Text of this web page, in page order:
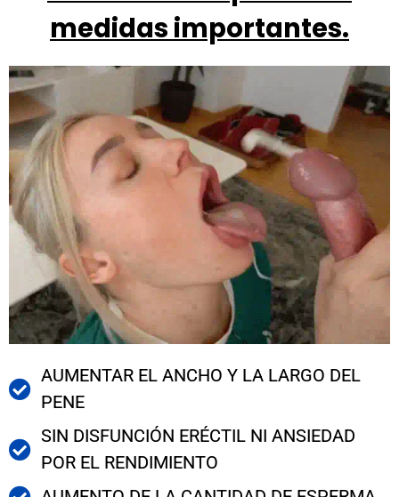
medidas importantes.
AUMENTAR EL ANCHO Y LA LARGO DEL
PENE
SIN DISFUNCIÓN ERÉCTIL NI ANSIEDAD
POR EL RENDIMIENTO